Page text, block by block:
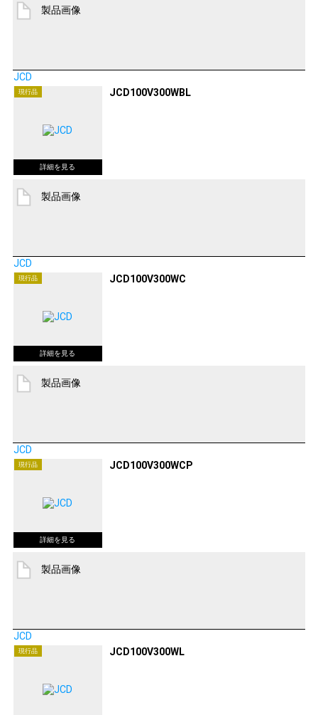
製品画像
JCD
現行品 JCD100V300WBL
製品画像
JCD
現行品 JCD100V300WC
製品画像
JCD
現行品 JCD100V300WCP
製品画像
JCD
現行品 JCD100V300WL